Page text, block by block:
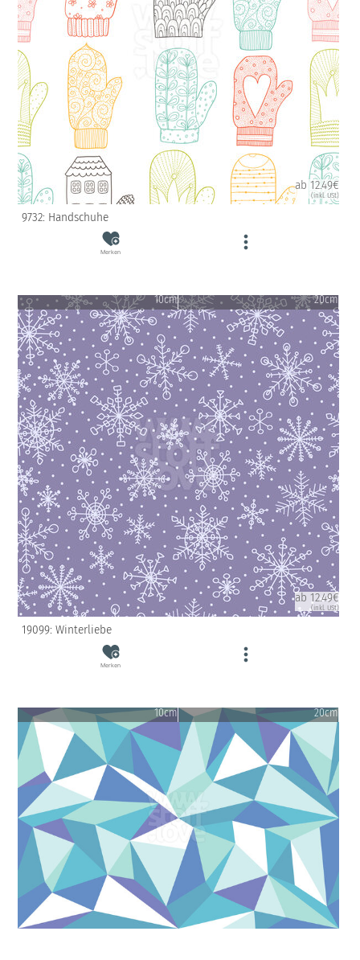
ab 12.49€
(inkl. USt)
9732: Handschuhe
Merken
10cm 20cm
ab 12.49€
(inkl. USt)
19099: Winterliebe
Merken
10cm 20cm